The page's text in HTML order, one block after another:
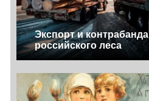
Экспорт и контрабанда
российского леса